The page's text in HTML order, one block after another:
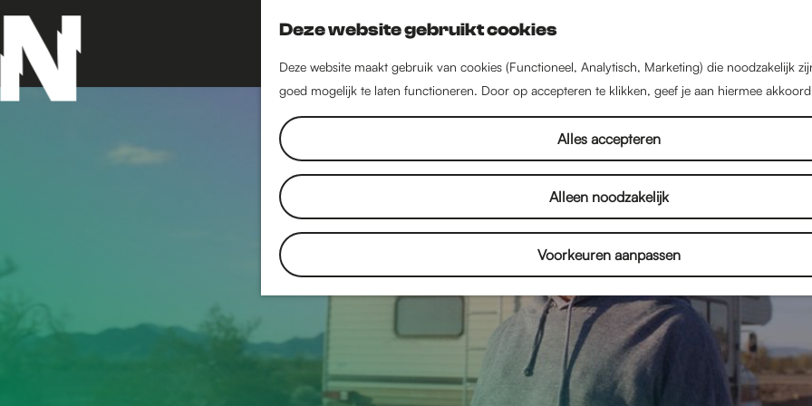
Deze website gebruikt cookies
Deze website maakt gebruik van cookies (Functioneel, Analytisch, Marketing) die noodzakelijk
goed mogelijk te laten functioneren. Door op accepteren te klikken, geef je aan hiermee
Alles accepteren
Alleen noodzakelijk
Voorkeuren aanpassen